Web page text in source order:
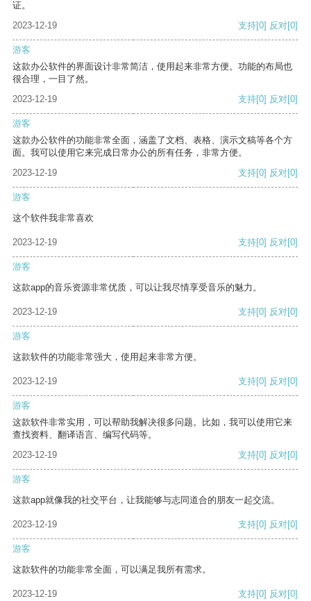
证。
2023-12-19
支持[0] 反对[0]
游客
这款办公软件的界面设计非常简洁，使用起来非常方便。功能的布局也
很合理，一目了然。
2023-12-19
支持[0] 反对[0]
游客
这款办公软件的功能非常全面，涵盖了文档、表格、演示文稿等各个方
面。我可以使用它来完成日常办公的所有任务，非常方便。
2023-12-19
支持[0] 反对[0]
游客
这个软件我非常喜欢
2023-12-19 支持[0] 反对[0]
游客
这款app的音乐资源非常优质，可以让我尽情享受音乐的魅力。
2023-12-19 支持[0] 反对[0]
游客
这款软件的功能非常强大，使用起来非常方便。
2023-12-19 支持[0] 反对[0]
游客
这款软件非常实用，可以帮助我解决很多问题。比如，我可以使用它来
查找资料、翻译语言、编写代码等。
2023-12-19
支持[0] 反对[0]
游客
这款app就像我的社交平台，让我能够与志同道合的朋友一起交流。
2023-12-19 支持[0] 反对[0]
游客
这款软件的功能非常全面，可以满足我所有需求。
2023-12-19 支持[0] 反对[0]